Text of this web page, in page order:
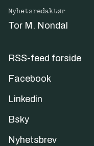
Nyhetsredaktør
Tor M. Nondal
RSS-feed forside
Facebook
Linkedin
Bsky
Nyhetsbrev